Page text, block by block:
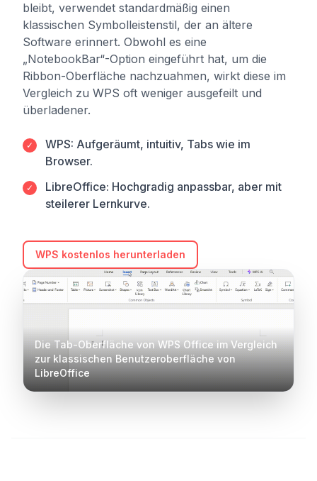
bleibt, verwendet standardmäßig einen
klassischen Symbolleistenstil, der an ältere
Software erinnert. Obwohl es eine
„NotebookBar“-Option eingeführt hat, um die
Ribbon-Oberfläche nachzuahmen, wirkt diese im
Vergleich zu WPS oft weniger ausgefeilt und
überladener.
✓
WPS: Aufgeräumt, intuitiv, Tabs wie im
Browser.
✓
LibreOffice: Hochgradig anpassbar, aber mit
steilerer Lernkurve.
WPS kostenlos herunterladen
Die Tab-Oberfläche von WPS Office im Vergleich
zur klassischen Benutzeroberfläche von
LibreOffice